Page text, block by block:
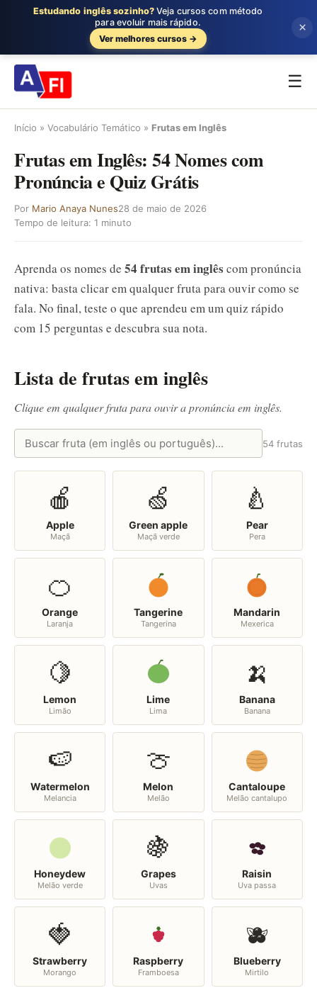
☰
Início » Vocabulário Temático » Frutas em Inglês
Frutas em Inglês: 54 Nomes com
Pronúncia e Quiz Grátis
Por Mario Anaya Nunes28 de maio de 2026
Tempo de leitura: 1 minuto
Aprenda os nomes de 54 frutas em inglês com pronúncia
nativa: basta clicar em qualquer fruta para ouvir como se
fala. No final, teste o que aprendeu em um quiz rápido
com 15 perguntas e descubra sua nota.
Lista de frutas em inglês
Clique em qualquer fruta para ouvir a pronúncia em inglês.
54 frutas
🍎
Apple
Maçã
🍏
Green apple
Maçã verde
🍐
Pear
Pera
🍊
Orange
Laranja
Tangerine
Tangerina
Mandarin
Mexerica
🍋
Lemon
Limão
Lime
Lima
🍌
Banana
Banana
🍉
Watermelon
Melancia
🍈
Melon
Melão
Cantaloupe
Melão cantalupo
Honeydew
Melão verde
🍇
Grapes
Uvas
Raisin
Uva passa
🍓
Strawberry
Morango
Raspberry
Framboesa
🫐
Blueberry
Mirtilo
Estudando inglês sozinho? Veja cursos com método
para evoluir mais rápido.
Ver melhores cursos →
×